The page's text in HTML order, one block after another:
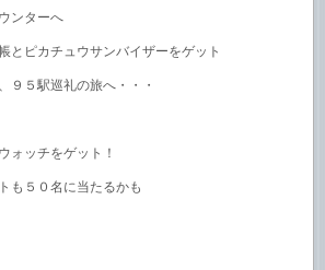
ンターへ
とピカチュウサンバイザーをゲット
９５駅巡礼の旅へ・・・
ォッチをゲット！
も５０名に当たるかも